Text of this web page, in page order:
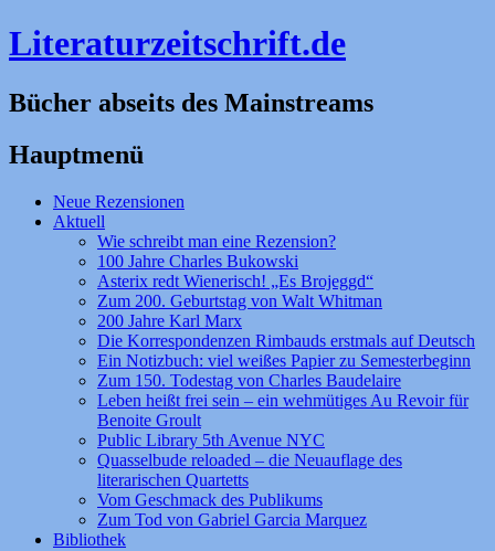
Literaturzeitschrift.de
Bücher abseits des Mainstreams
Hauptmenü
Zum
Inhalt
Neue Rezensionen
Aktuell
Wie schreibt man eine Rezension?
100 Jahre Charles Bukowski
Asterix redt Wienerisch! „Es Brojeggd“
Zum 200. Geburtstag von Walt Whitman
200 Jahre Karl Marx
Die Korrespondenzen Rimbauds erstmals auf Deutsch
Ein Notizbuch: viel weißes Papier zu Semesterbeginn
Zum 150. Todestag von Charles Baudelaire
Leben heißt frei sein – ein wehmütiges Au Revoir für
Benoite Groult
Public Library 5th Avenue NYC
Quasselbude reloaded – die Neuauflage des
literarischen Quartetts
Vom Geschmack des Publikums
Zum Tod von Gabriel Garcia Marquez
Bibliothek